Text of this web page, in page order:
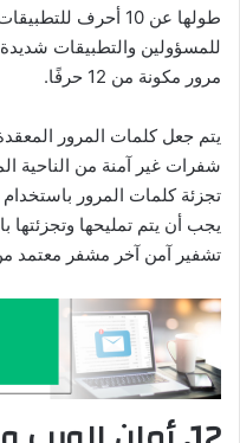
طولها عن 10 أحرف
للمسؤولين والتطبيقات
مرور مكونة من 12 حرفًا.
يتم جعل كلمات المرور
شفرات غير آمنة من الناحية
تشفير آمن آخر مشفر معتمد